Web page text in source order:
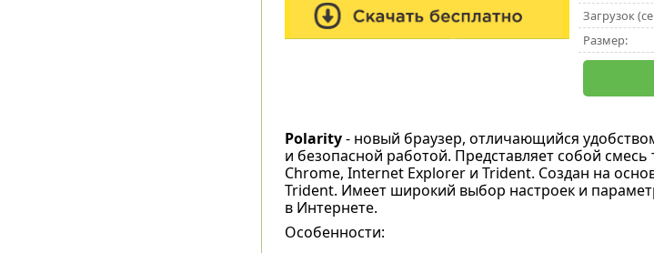
Загрузок
Размер:
Polarity- новый браузер, отличающийся
и безопасной работой. Представляет собой смесь
Chrome, Internet Explorer и Trident. Создан на
Trident. Имеет широкий выбор настроек и
в Интернете.
Особенности: